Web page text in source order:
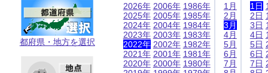
都府県・地方を選択
2026年
2025年
2024年
2023年
2022年
2021年
2020年
2006年
2005年
2004年
2003年
2002年
2001年
2000年
1986年
1985年
1984年
1983年
1982年
1981年
1980年
1月
2月
3月
4月
5月
6月
7月
1日
2日
3日
4日
5日
6日
7日